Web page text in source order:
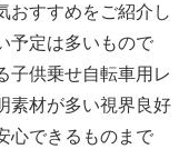
おすすめをご紹介し
予定は多いもので
子供乗せ自転車用レ
素材が多い視界良好
心できるものまで